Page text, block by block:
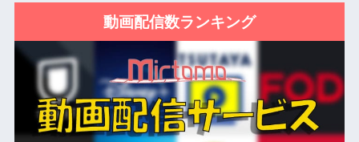
動画配信数ランキング